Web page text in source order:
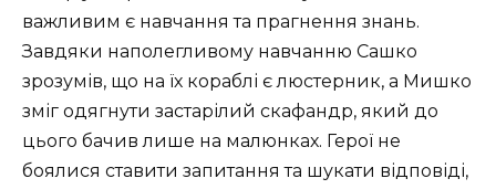
важливим є навчання та прагнення знань.
Завдяки наполегливому навчанню Сашко
зрозумів, що на їх кораблі є люстерник, а Мишко
зміг одягнути застарілий скафандр, який до
цього бачив лише на малюнках. Герої не
боялися ставити запитання та шукати відповіді,